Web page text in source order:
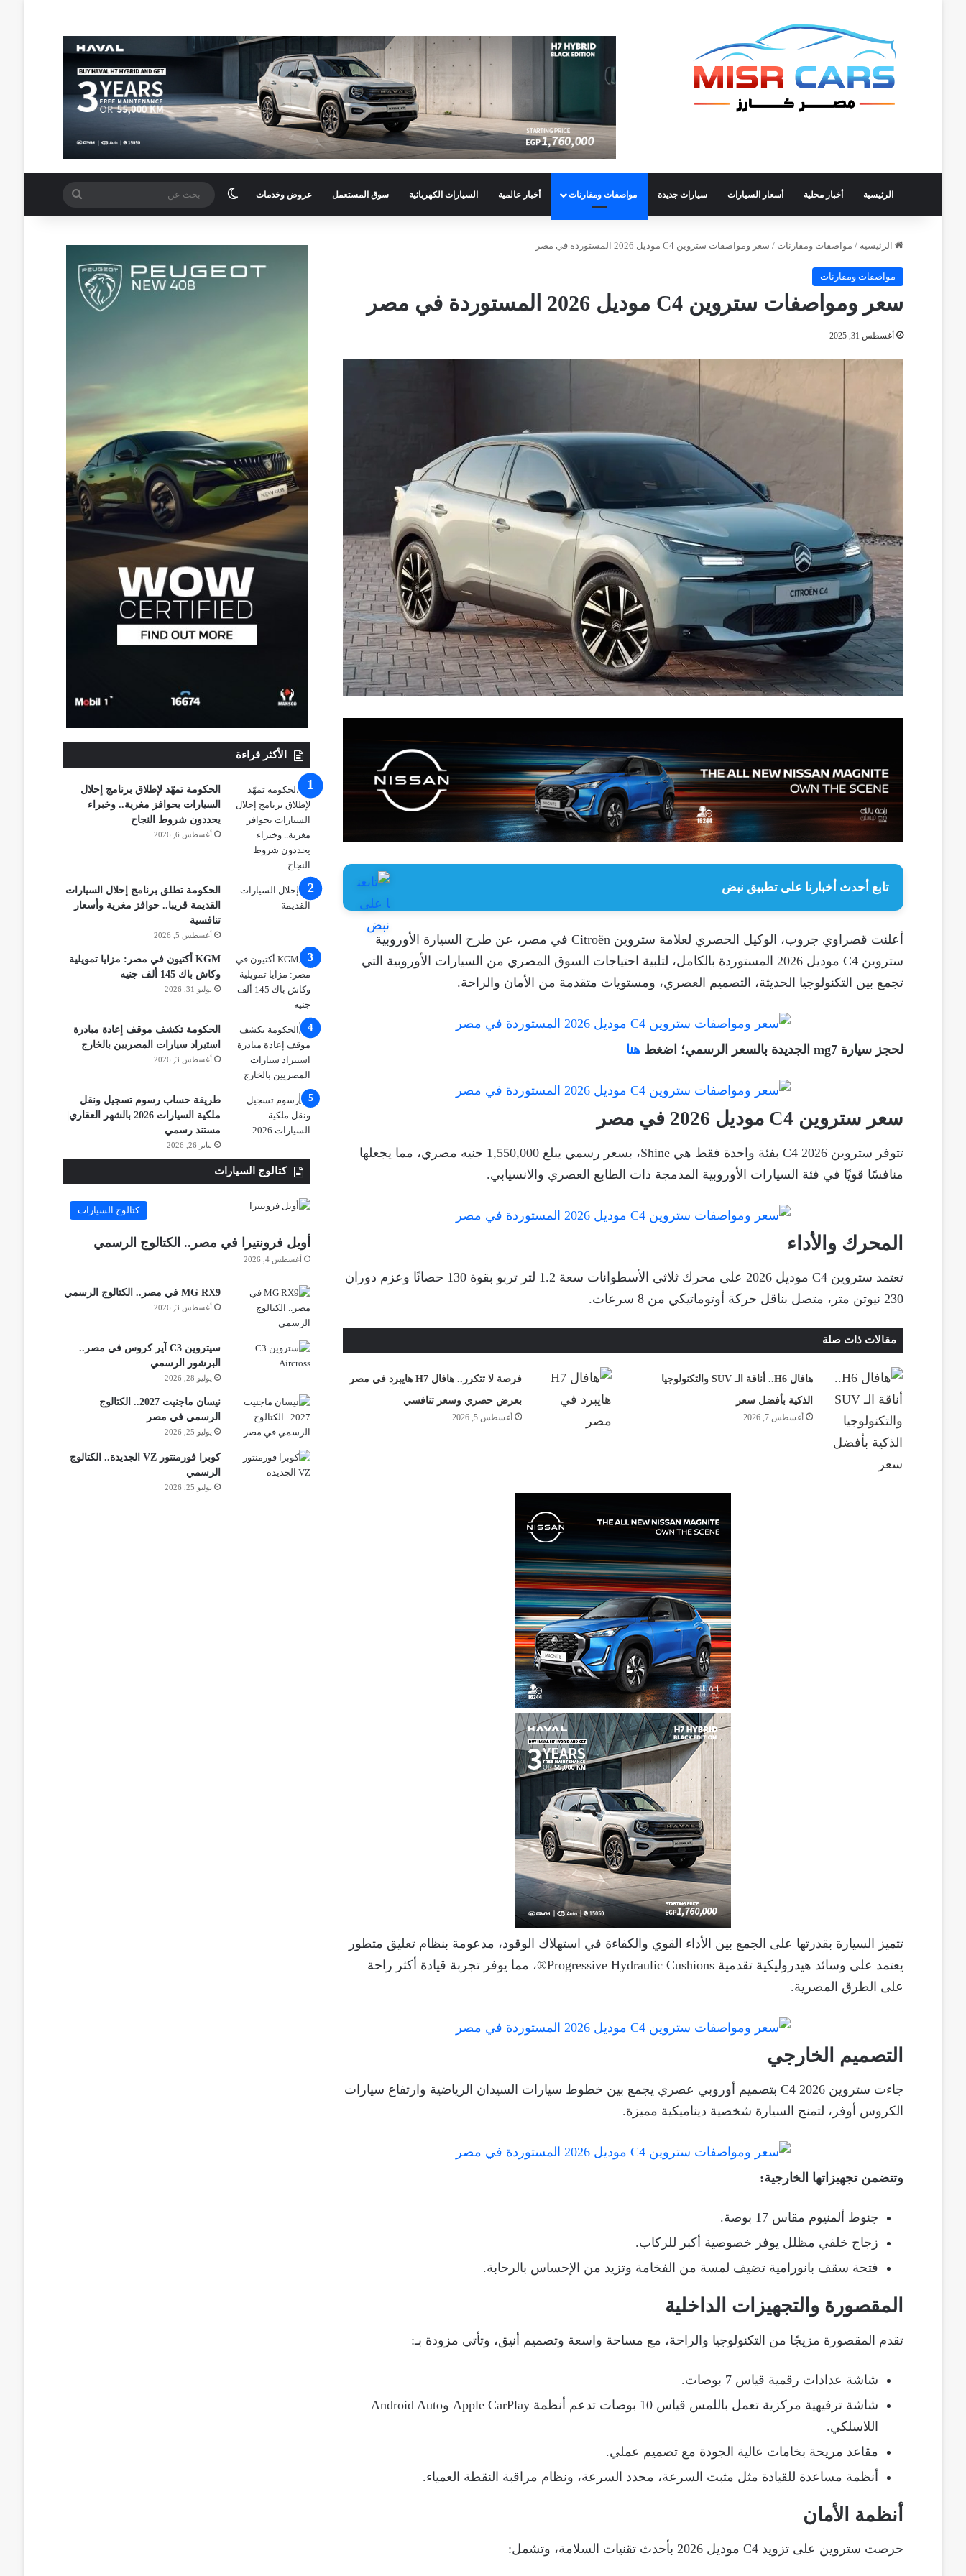
الرئيسية أخبار محلية أسعار السيارات سيارات جديدة مواصفات ومقارنات أخبار عالمية السيارات الكهربائية سوق المستعمل عروض وخدمات الوضع المظلم بحث
عن
الرئيسية / مواصفات ومقارنات / سعر ومواصفات ستروين C4 موديل 2026 المستوردة في مصر
مواصفات ومقارنات
سعر ومواصفات ستروين C4 موديل 2026 المستوردة في مصر
أغسطس 31, 2025
تابع أحدث أخبارنا على تطبيق نبض
أعلنت قصراوي جروب، الوكيل الحصري لعلامة ستروين Citroën في مصر، عن طرح السيارة الأوروبية
ستروين C4 موديل 2026 المستوردة بالكامل، لتلبية احتياجات السوق المصري من السيارات الأوروبية التي
تجمع بين التكنولوجيا الحديثة، التصميم العصري، ومستويات متقدمة من الأمان والراحة.
لحجز سيارة mg7 الجديدة بالسعر الرسمي؛ اضغط هنا
سعر ستروين C4 موديل 2026 في مصر
تتوفر ستروين C4 2026 بفئة واحدة فقط هي Shine، بسعر رسمي يبلغ 1,550,000 جنيه مصري، مما يجعلها
منافسًا قويًا في فئة السيارات الأوروبية المدمجة ذات الطابع العصري والانسيابي.
المحرك والأداء
تعتمد ستروين C4 موديل 2026 على محرك ثلاثي الأسطوانات سعة 1.2 لتر تربو بقوة 130 حصانًا وعزم دوران
230 نيوتن متر، متصل بناقل حركة أوتوماتيكي من 8 سرعات.
مقالات ذات صلة
هافال H6.. أناقة الـ SUV والتكنولوجيا
الذكية بأفضل سعر
أغسطس 7, 2026
فرصة لا تتكرر.. هافال H7 هايبرد في مصر
بعرض حصري وسعر تنافسي
أغسطس 5, 2026
تتميز السيارة بقدرتها على الجمع بين الأداء القوي والكفاءة في استهلاك الوقود، مدعومة بنظام تعليق متطور
يعتمد على وسائد هيدروليكية تقدمية Progressive Hydraulic Cushions®، مما يوفر تجربة قيادة أكثر راحة
على الطرق المصرية.
التصميم الخارجي
جاءت ستروين C4 2026 بتصميم أوروبي عصري يجمع بين خطوط سيارات السيدان الرياضية وارتفاع سيارات
الكروس أوفر، لتمنح السيارة شخصية ديناميكية مميزة.
وتتضمن تجهيزاتها الخارجية:
جنوط ألمنيوم مقاس 17 بوصة.
زجاج خلفي مظلل يوفر خصوصية أكبر للركاب.
فتحة سقف بانورامية تضيف لمسة من الفخامة وتزيد من الإحساس بالرحابة.
المقصورة والتجهيزات الداخلية
تقدم المقصورة مزيجًا من التكنولوجيا والراحة، مع مساحة واسعة وتصميم أنيق، وتأتي مزودة بـ:
شاشة عدادات رقمية قياس 7 بوصات.
شاشة ترفيهية مركزية تعمل باللمس قياس 10 بوصات تدعم أنظمة Apple CarPlay وAndroid Auto
اللاسلكي.
مقاعد مريحة بخامات عالية الجودة مع تصميم عملي.
أنظمة مساعدة للقيادة مثل مثبت السرعة، محدد السرعة، ونظام مراقبة النقطة العمياء.
أنظمة الأمان
حرصت ستروين على تزويد C4 موديل 2026 بأحدث تقنيات السلامة، وتشمل:
الأكثر قراءة
الحكومة تمهّد لإطلاق برنامج إحلال
السيارات بحوافز مغرية.. وخبراء
يحددون شروط النجاح
أغسطس 6, 2026
الحكومة تطلق برنامج إحلال السيارات
القديمة قريبا.. حوافز مغرية وأسعار
تنافسية
أغسطس 5, 2026
KGM أكتيون في مصر: مزايا تمويلية
وكاش باك 145 ألف جنيه
يوليو 31, 2026
الحكومة تكشف موقف إعادة مبادرة
استيراد سيارات المصريين بالخارج
أغسطس 3, 2026
طريقة حساب رسوم تسجيل ونقل
ملكية السيارات 2026 بالشهر العقاري|
مستند رسمي
يناير 26, 2026
كتالوج السيارات
كتالوج السيارات
أوبل فرونتيرا في مصر.. الكتالوج الرسمي
أغسطس 4, 2026
MG RX9 في مصر.. الكتالوج الرسمي
أغسطس 3, 2026
سيتروين C3 آير كروس في مصر..
البرشور الرسمي
يوليو 28, 2026
نيسان ماجنيت 2027.. الكتالوج
الرسمي في مصر
يوليو 25, 2026
كوبرا فورمنتور VZ الجديدة.. الكتالوج
الرسمي
يوليو 25, 2026